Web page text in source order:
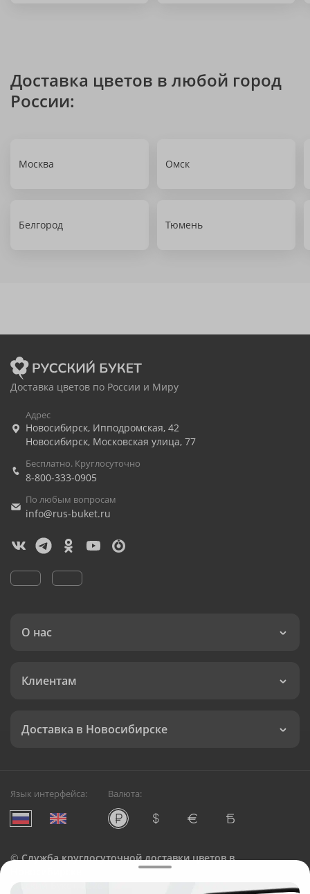
Доставка цветов в любой город
России:
Москва Омск
Белгород Тюмень
Доставка цветов по России и Миру
Адрес
Новосибирск, Ипподромская, 42
Новосибирск, Московская улица, 77
Бесплатно. Круглосуточно
8-800-333-0905
По любым вопросам
info@rus-buket.ru
О нас
Клиентам
Доставка в Новосибирске
Язык интерфейса: Валюта:
©Служба круглосуточной доставки цветов в
Русский Букет, 2026